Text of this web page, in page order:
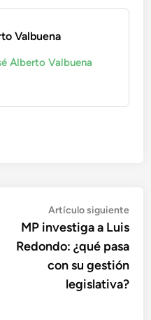
Valbuena
Alberto Valbuena
Artículo siguiente
MP investiga a Luis
Redondo: ¿qué pasa
con su gestión
legislativa?